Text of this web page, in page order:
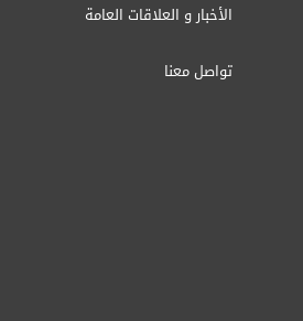
الأخبار و العلاقات العامة
تواصل معنا